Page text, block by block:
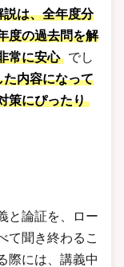
説は、全年度分
度の過去問を解
常に安心
でし
内容になって
策にぴったり
と論証を、ロー
て聞き終わるこ
際には、講義中